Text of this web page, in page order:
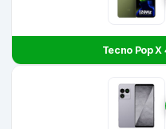
Tecno Pop X